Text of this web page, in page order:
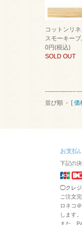
コットンリ
スモーキーブ
0円(税込)
SOLD OUT
並び順 - [ 価
お支払
下記の
◯クレジ
ご注文
ロネコ
します。
また、